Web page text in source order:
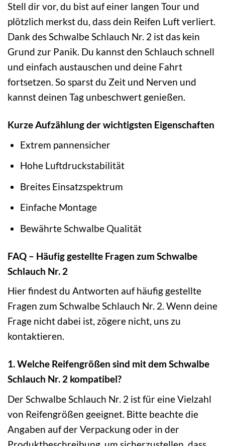
Stell dir vor, du bist auf einer langen Tour und
plötzlich merkst du, dass dein Reifen Luft verliert.
Dank des Schwalbe Schlauch Nr. 2 ist das kein
Grund zur Panik. Du kannst den Schlauch schnell
und einfach austauschen und deine Fahrt
fortsetzen. So sparst du Zeit und Nerven und
kannst deinen Tag unbeschwert genießen.
Kurze Aufzählung der wichtigsten Eigenschaften
Extrem pannensicher
Hohe Luftdruckstabilität
Breites Einsatzspektrum
Einfache Montage
Bewährte Schwalbe Qualität
FAQ – Häufig gestellte Fragen zum Schwalbe
Schlauch Nr. 2
Hier findest du Antworten auf häufig gestellte
Fragen zum Schwalbe Schlauch Nr. 2. Wenn deine
Frage nicht dabei ist, zögere nicht, uns zu
kontaktieren.
1. Welche Reifengrößen sind mit dem Schwalbe
Schlauch Nr. 2 kompatibel?
Der Schwalbe Schlauch Nr. 2 ist für eine Vielzahl
von Reifengrößen geeignet. Bitte beachte die
Angaben auf der Verpackung oder in der